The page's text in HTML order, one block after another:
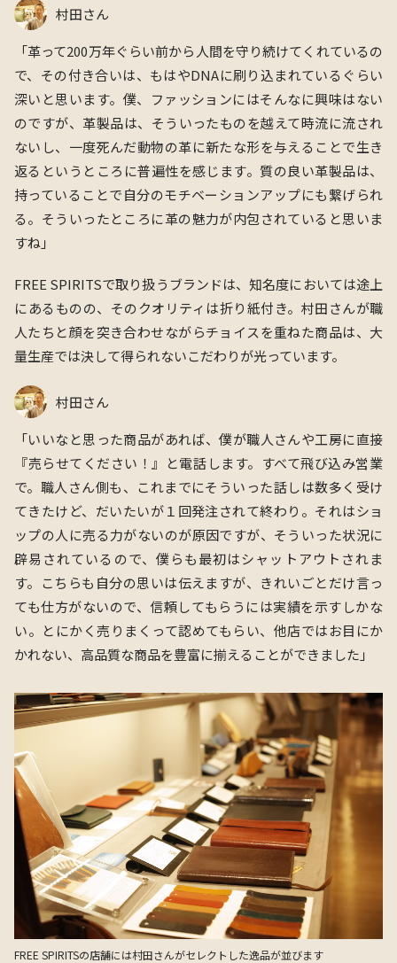
村田さん
「革って200万年ぐらい前から人間を守り続けてくれているの
で、その付き合いは、もはやDNAに刷り込まれているぐらい
深いと思います。僕、ファッションにはそんなに興味はない
のですが、革製品は、そういったものを越えて時流に流され
ないし、一度死んだ動物の革に新たな形を与えることで生き
返るというところに普遍性を感じます。質の良い革製品は、
持っていることで自分のモチベーションアップにも繋げられ
る。そういったところに革の魅力が内包されていると思いま
すね」
FREE SPIRITSで取り扱うブランドは、知名度においては途上
にあるものの、そのクオリティは折り紙付き。村田さんが職
人たちと顔を突き合わせながらチョイスを重ねた商品は、大
量生産では決して得られないこだわりが光っています。
村田さん
「いいなと思った商品があれば、僕が職人さんや工房に直接
『売らせてください！』と電話します。すべて飛び込み営業
で。職人さん側も、これまでにそういった話しは数多く受け
てきたけど、だいたいが１回発注されて終わり。それはショ
ップの人に売る力がないのが原因ですが、そういった状況に
辟易されているので、僕らも最初はシャットアウトされま
す。こちらも自分の思いは伝えますが、きれいごとだけ言っ
ても仕方がないので、信頼してもらうには実績を示すしかな
い。とにかく売りまくって認めてもらい、他店ではお目にか
かれない、高品質な商品を豊富に揃えることができました」
FREE SPIRITSの店舗には村田さんがセレクトした逸品が並びます